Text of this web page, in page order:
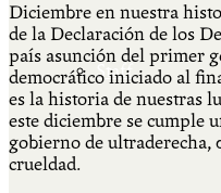
Staff
Diciembre en nuestra
de la Declaración de los
país asunción del primer
democrático iniciado al
es la historia de nuestras
este diciembre se cumple
gobierno de ultraderecha,
crueldad.